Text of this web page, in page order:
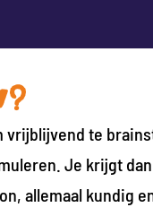
vrijblijvend te
Je krijgt
allemaal kundig